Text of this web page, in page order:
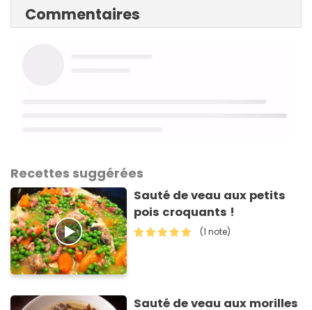
Commentaires
Recettes suggérées
Sauté de veau aux petits
pois croquants !
(1 note)
Sauté de veau aux morilles